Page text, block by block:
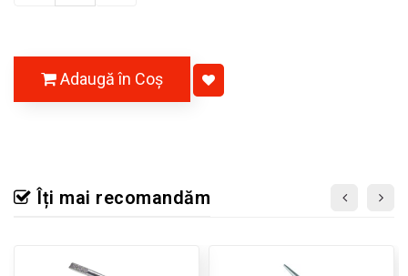
Adaugă în Coş
Îți mai recomandăm